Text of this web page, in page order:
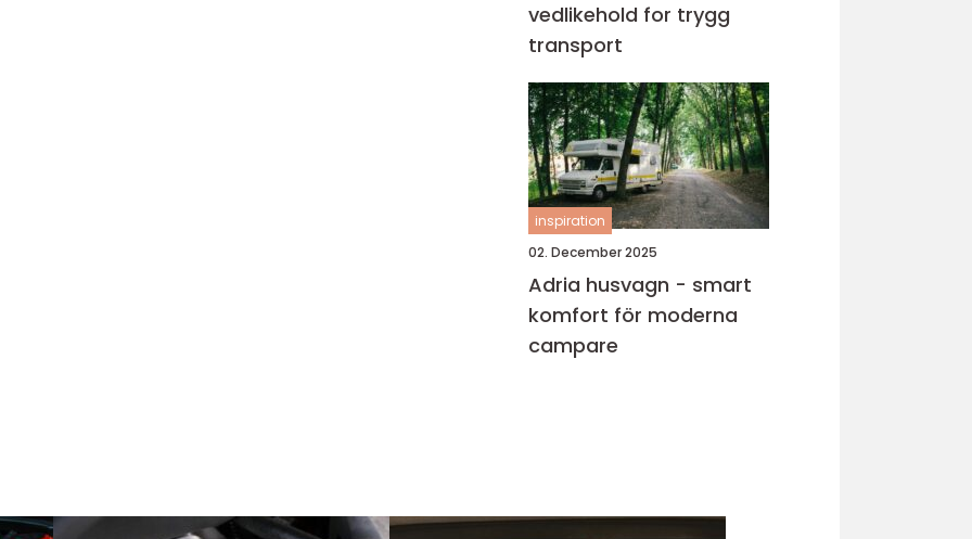
vedlikehold for trygg
transport
inspiration
02. December 2025
Adria husvagn - smart
komfort för moderna
campare